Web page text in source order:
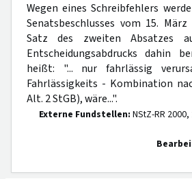
Wegen eines Schreibfehlers
Senatsbeschlusses vom 15.
Satz des zweiten Absatzes
Entscheidungsabdrucks dahin
heißt: "... nur fahrlässig
Fahrlässigkeits - Kombination
Alt. 2 StGB), wäre...".
Externe Fundstellen: NStZ-RR